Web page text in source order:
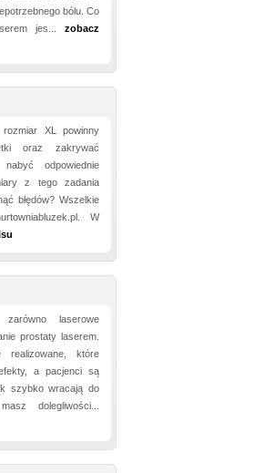
bólu. Co
jes... zobacz
XL powinny
oraz zakrywać
nabyć odpowiednie
z tego zadania
błędów? Wszelkie
W
laserowe
prostaty laserem.
realizowane, które
a pacjenci są
szybko wracają do
dolegliwości...